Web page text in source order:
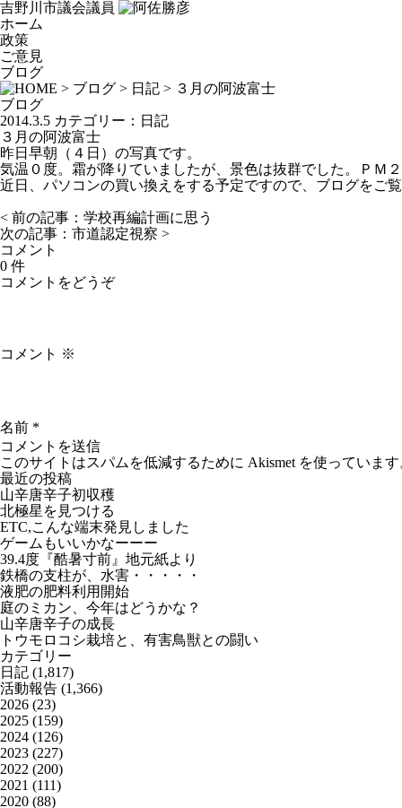
吉野川市議会議員
ホーム
政策
ご意見
ブログ
> ブログ > 日記 > ３月の阿波富士
ブログ
2014.3.5 カテゴリー： 日記
３月の阿波富士
昨日早朝（４日）の写真です。
気温０度。霜が降りていましたが、景色は抜群でした。ＰＭ
近日、パソコンの買い換えをする予定ですので、ブログをご
< 前の記事： 学校再編計画に思う
次の記事： 市道認定視察 >
コメント
0 件
コメントをどうぞ
コメント ※
名前 *
このサイトはスパムを低減するために Akismet を使っていま
最近の投稿
山辛唐辛子初収穫
北極星を見つける
ETC,こんな端末発見しました
ゲームもいいかなーーー
39.4度『酷暑寸前』地元紙より
鉄橋の支柱が、水害・・・・・
液肥の肥料利用開始
庭のミカン、今年はどうかな？
山辛唐辛子の成長
トウモロコシ栽培と、有害鳥獣との闘い
カテゴリー
日記 (1,817)
活動報告 (1,366)
2026 (23)
2025 (159)
2024 (126)
2023 (227)
2022 (200)
2021 (111)
2020 (88)